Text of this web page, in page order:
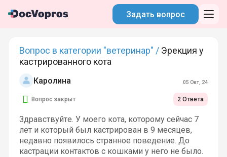
Задать вопрос
Вопрос в категории "ветеринар" / Эрекция у
кастрированного кота
Каролина 05 Окт, 24
Вопрос закрыт 2 Ответа
Здравствуйте. У моего кота, которому сейчас 7
лет и который был кастрирован в 9 месяцев,
недавно появилось странное поведение. До
кастрации контактов с кошками у него не было.